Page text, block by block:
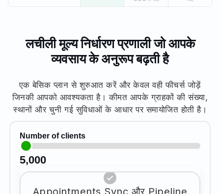
लचीली मूल्य निर्धारण प्रणाली जो आपके
व्यवसाय के अनुरूप बढ़ती है
एक बेसिक प्लान से शुरुआत करें और केवल वही फीचर्स जोड़ें
जिनकी आपको आवश्यकता है। कीमत आपके ग्राहकों की संख्या,
स्थानों और चुनी गई सुविधाओं के आधार पर समायोजित होती है।
Number of clients
5,000
Appointments Sync और Pipeline